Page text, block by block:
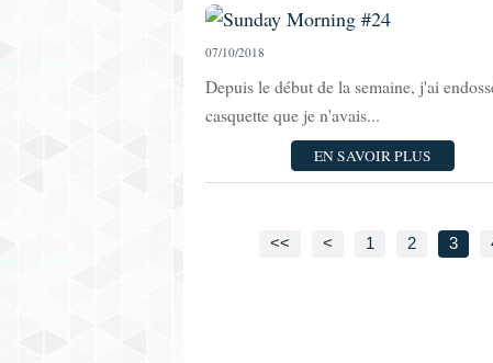
07/10/2018
Depuis le début de la semaine, j'ai
casquette que je n'avais...
EN SAVOIR PLUS
<< < 1 2 3